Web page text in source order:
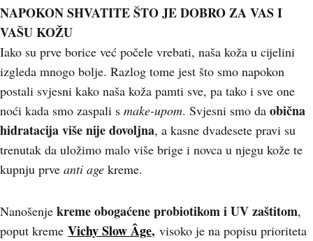
NAPOKON SHVATITE ŠTO JE DOBRO ZA VAS I
VAŠU KOŽU
Iako su prve borice već počele vrebati, naša koža u cijelini
izgleda mnogo bolje. Razlog tome jest što smo napokon
postali svjesni kako naša koža pamti sve, pa tako i sve one
noći kada smo zaspali s make-upom. Svjesni smo da obična
hidratacija više nije dovoljna, a kasne dvadesete pravi su
trenutak da uložimo malo više brige i novca u njegu kože te
kupnju prve anti age kreme.
Nanošenje kreme obogaćene probiotikom i UV zaštitom,
poput kreme Vichy Slow Âge, visoko je na popisu prioriteta